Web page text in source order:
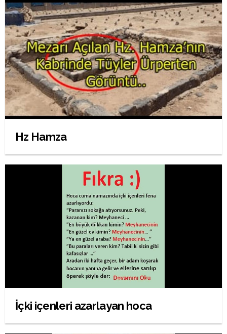
Hz Hamza
İçki içenleri azarlayan hoca